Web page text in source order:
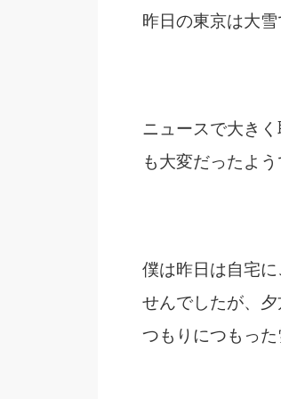
昨日の東京は大雪
ニュースで大き
も大変だったよう
僕は昨日は自宅
せんでしたが、
つもりにつもった